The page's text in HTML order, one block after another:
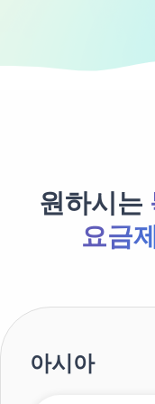
원하시는
요금
아시아